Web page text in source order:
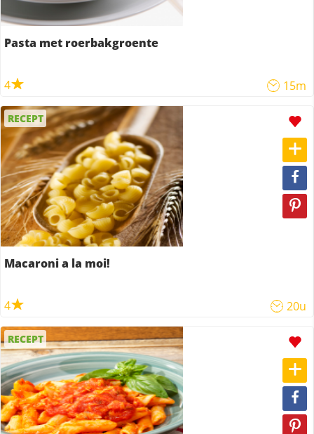
Pasta met roerbakgroente
4 15m
RECEPT
Macaroni a la moi!
4 20u
RECEPT